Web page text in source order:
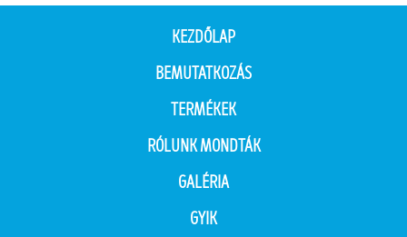
KEZDŐLAP
BEMUTATKOZÁS
TERMÉKEK
RÓLUNK MONDTÁK
GALÉRIA
GYIK